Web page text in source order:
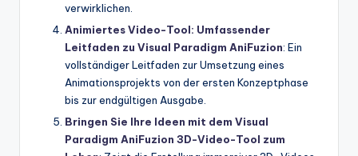
verwirklichen.
Animiertes Video-Tool: Umfassender
Leitfaden zu Visual Paradigm AniFuzion: Ein
vollständiger Leitfaden zur Umsetzung eines
Animationsprojekts von der ersten Konzeptphase
bis zur endgültigen Ausgabe.
Bringen Sie Ihre Ideen mit dem Visual
Paradigm AniFuzion 3D-Video-Tool zum